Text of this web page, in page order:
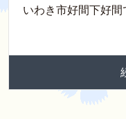
いわき市好間下好